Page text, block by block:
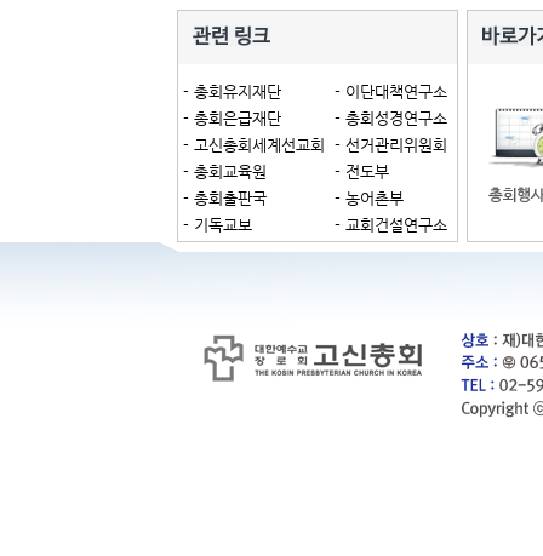
- 총회유지재단
- 총회은급재단
- 고신총회세계선교회
- 총회교육원
- 총회출판국
- 기독교보
- 이단대책연구소
- 총회성경연구소
- 선거관리위원회
- 전도부
- 농어촌부
- 교회건설연구소